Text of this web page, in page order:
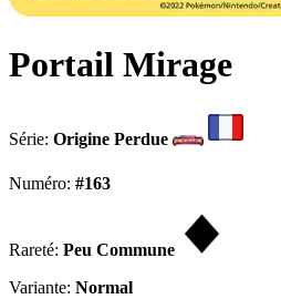
Portail Mirage
Série: Origine Perdue
Numéro: #163
Rareté: Peu Commune
Variante: Normal